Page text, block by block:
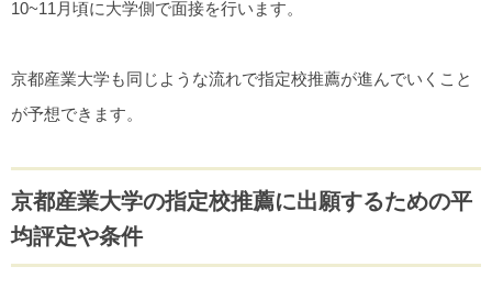
10~11月頃に大学側で面接を行います。
京都産業大学も同じような流れで指定校推薦が進んでいくこと
が予想できます。
京都産業大学の指定校推薦に出願するための平
均評定や条件